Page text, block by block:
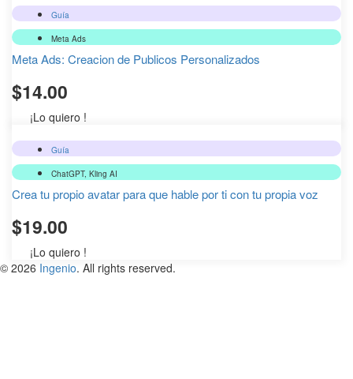
Guía
Meta Ads
Meta Ads: Creacion de Publicos Personalizados
$14.00
¡Lo quiero !
Guía
ChatGPT, Kling AI
Crea tu propio avatar para que hable por ti con tu propia voz
$19.00
¡Lo quiero !
© 2026 Ingenio. All rights reserved.